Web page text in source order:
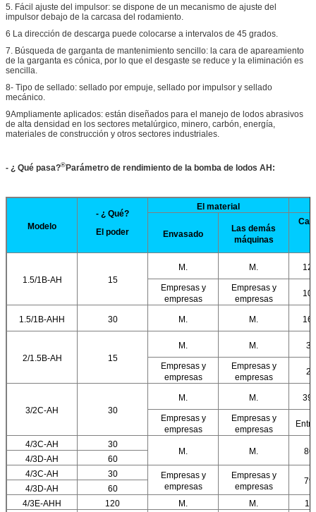
5. Fácil ajuste del impulsor: se dispone de un mecanismo de ajuste del
impulsor debajo de la carcasa del rodamiento.
6 La dirección de descarga puede colocarse a intervalos de 45 grados.
7. Búsqueda de garganta de mantenimiento sencillo: la cara de apareamiento
de la garganta es cónica, por lo que el desgaste se reduce y la eliminación es
sencilla.
8- Tipo de sellado: sellado por empuje, sellado por impulsor y sellado
mecánico.
9Ampliamente aplicados: están diseñados para el manejo de lodos abrasivos
de alta densidad en los sectores metalúrgico, minero, carbón, energía,
materiales de construcción y otros sectores industriales.
- ¿ Qué pasa?®Parámetro de rendimiento de la bomba de lodos AH:
Modelo
- ¿ Qué?
El poder
El material
Envasado
Las demás
máquinas
1.5/1B-AH 15
M. M.
Empresas y
empresas
Empresas y
empresas
1.5/1B-AHH 30 M. M.
2/1.5B-AH 15
M. M.
Empresas y
empresas
Empresas y
empresas
3/2C-AH 30
M. M.
Empresas y
empresas
Empresas y
empresas
4/3C-AH 30
M. M.
4/3D-AH
60
4/3C-AH
30
Empresas y
empresas
Empresas y
empresas
4/3D-AH
60
4/3E-AHH
120 M. M.